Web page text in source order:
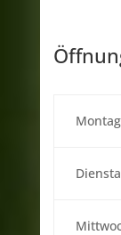
Montag